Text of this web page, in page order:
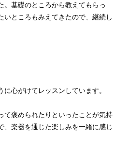
。基礎のところから教えてもらっ
ところもみえてきたので、継続し
心がけてレッスンしています。
て褒められたりといったことが気持
、楽器を通じた楽しみを一緒に感じ